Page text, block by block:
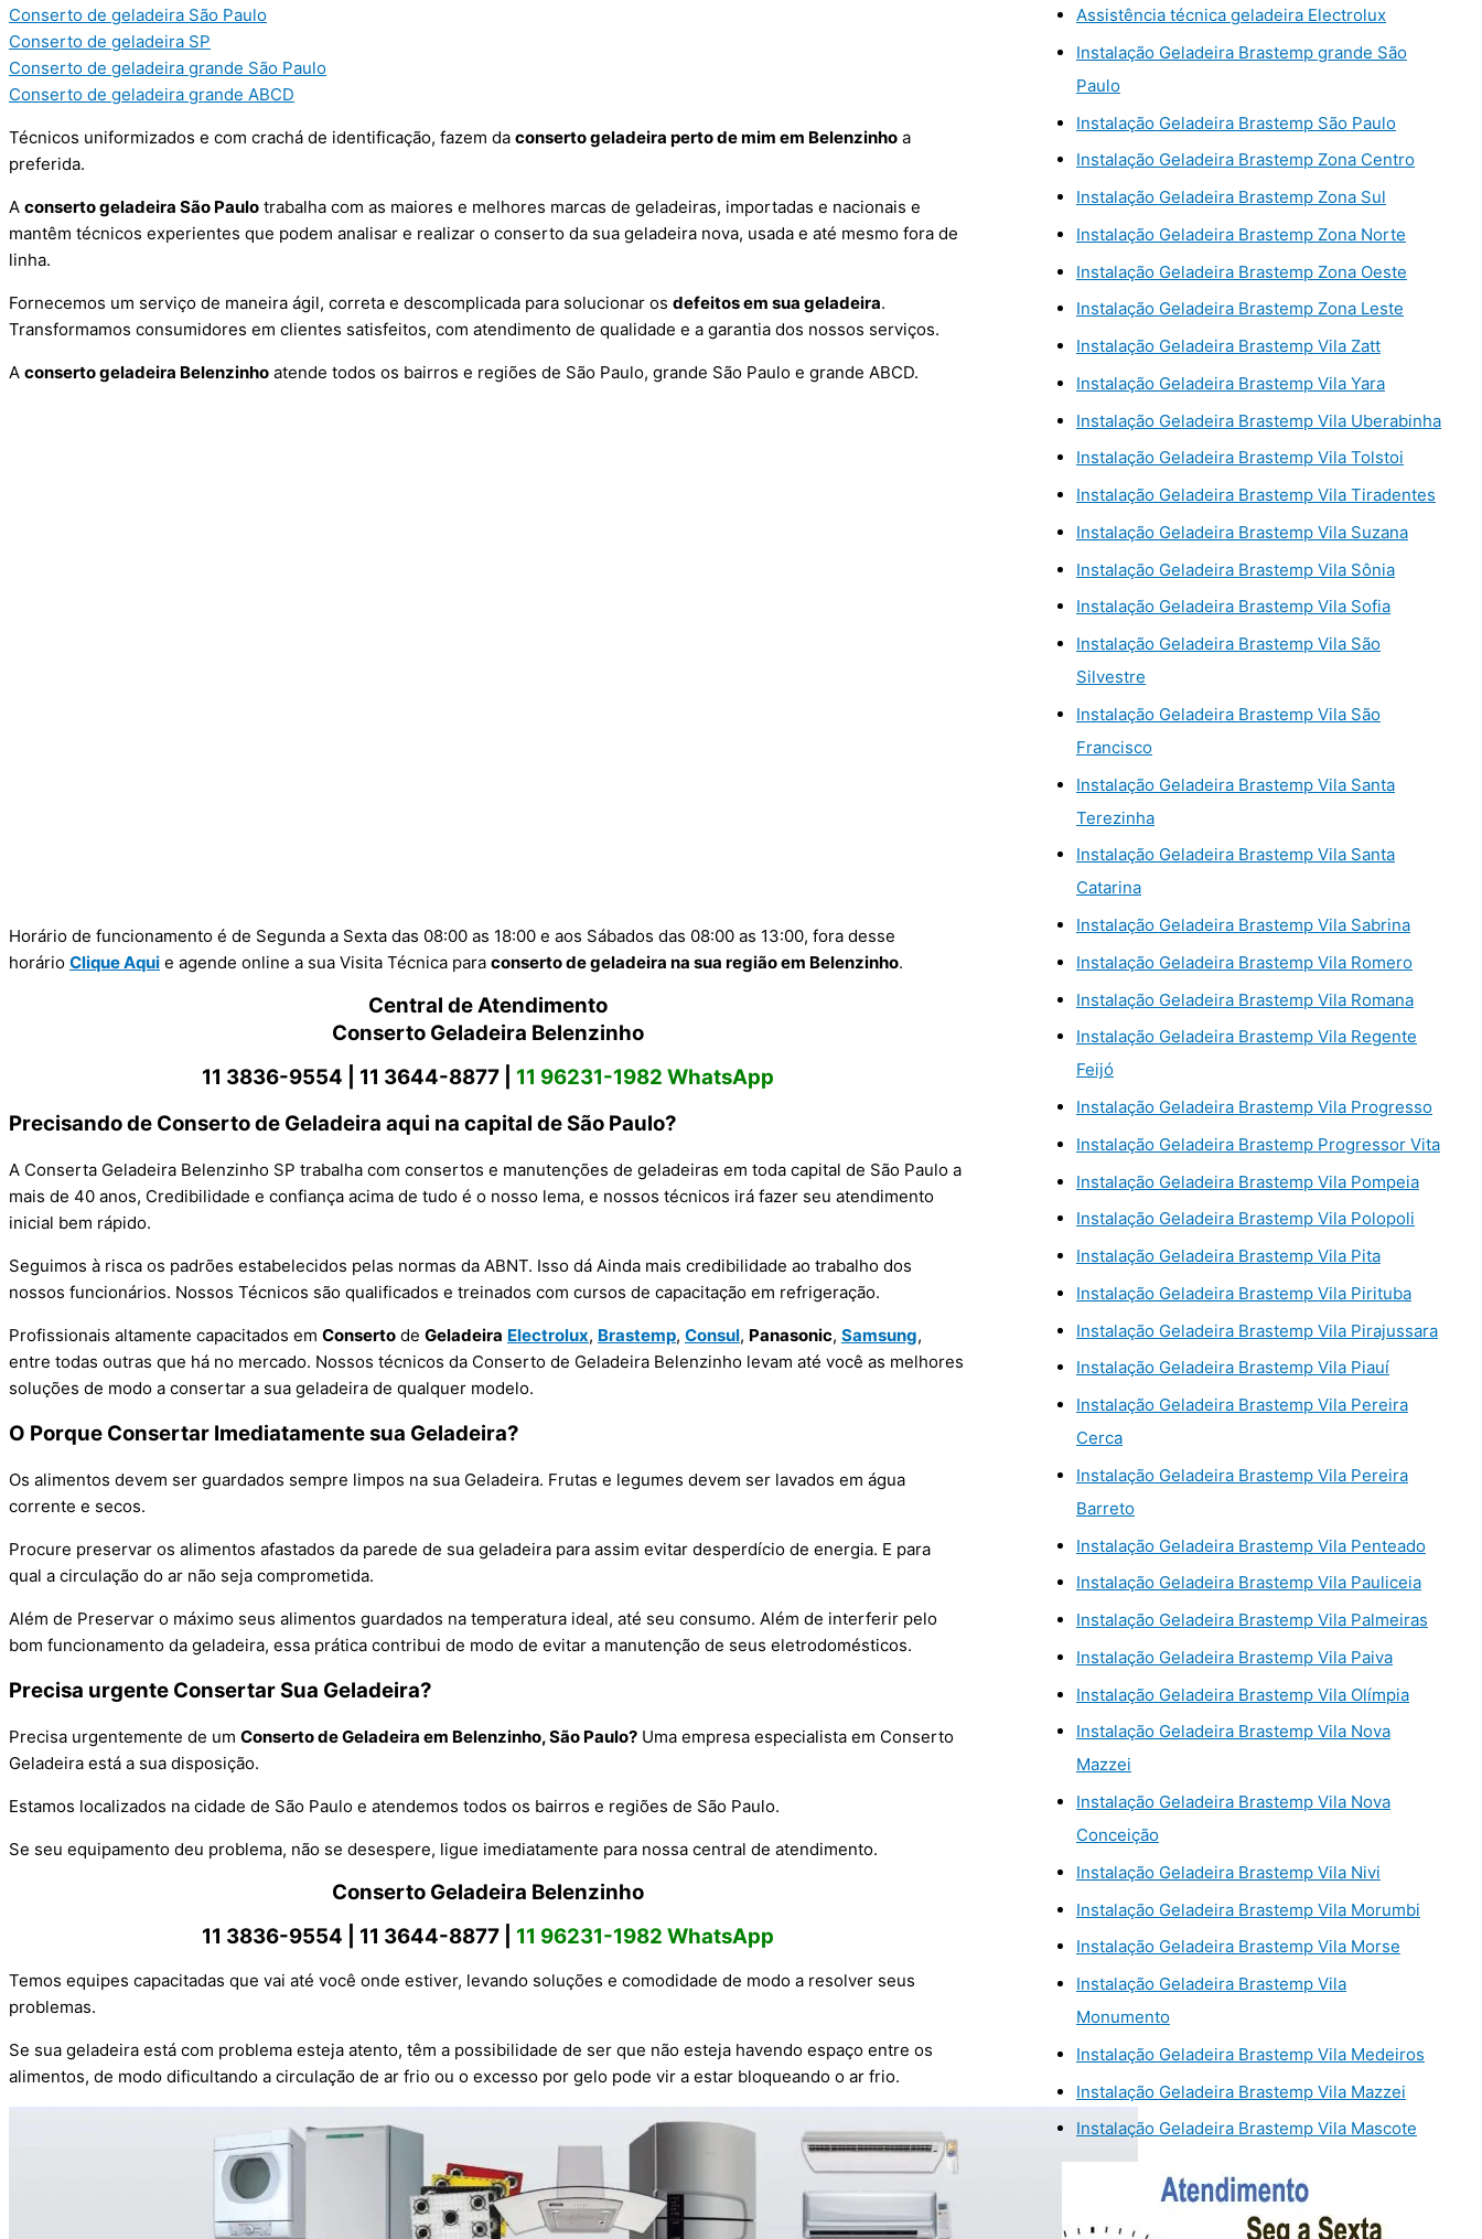
Conserto de geladeira São Paulo
Conserto de geladeira SP
Conserto de geladeira grande São Paulo
Conserto de geladeira grande ABCD
Técnicos uniformizados e com crachá de identificação, fazem da conserto geladeira perto de mim em Belenzinho a
preferida.
A conserto geladeira São Paulo trabalha com as maiores e melhores marcas de geladeiras, importadas e nacionais e
mantêm técnicos experientes que podem analisar e realizar o conserto da sua geladeira nova, usada e até mesmo fora de
linha.
Fornecemos um serviço de maneira ágil, correta e descomplicada para solucionar os defeitos em sua geladeira.
Transformamos consumidores em clientes satisfeitos, com atendimento de qualidade e a garantia dos nossos serviços.
A conserto geladeira Belenzinho atende todos os bairros e regiões de São Paulo, grande São Paulo e grande ABCD.
Horário de funcionamento é de Segunda a Sexta das 08:00 as 18:00 e aos Sábados das 08:00 as 13:00, fora desse
horário Clique Aqui e agende online a sua Visita Técnica para conserto de geladeira na sua região em Belenzinho.
Central de Atendimento
Conserto Geladeira Belenzinho
11 3836-9554 | 11 3644-8877 | 11 96231-1982 WhatsApp
Precisando de Conserto de Geladeira aqui na capital de São Paulo?
A Conserta Geladeira Belenzinho SP trabalha com consertos e manutenções de geladeiras em toda capital de São Paulo a
mais de 40 anos, Credibilidade e confiança acima de tudo é o nosso lema, e nossos técnicos irá fazer seu atendimento
inicial bem rápido.
Seguimos à risca os padrões estabelecidos pelas normas da ABNT. Isso dá Ainda mais credibilidade ao trabalho dos
nossos funcionários. Nossos Técnicos são qualificados e treinados com cursos de capacitação em refrigeração.
Profissionais altamente capacitados em Conserto de Geladeira Electrolux, Brastemp, Consul, Panasonic, Samsung,
entre todas outras que há no mercado. Nossos técnicos da Conserto de Geladeira Belenzinho levam até você as melhores
soluções de modo a consertar a sua geladeira de qualquer modelo.
O Porque Consertar Imediatamente sua Geladeira?
Os alimentos devem ser guardados sempre limpos na sua Geladeira. Frutas e legumes devem ser lavados em água
corrente e secos.
Procure preservar os alimentos afastados da parede de sua geladeira para assim evitar desperdício de energia. E para
qual a circulação do ar não seja comprometida.
Além de Preservar o máximo seus alimentos guardados na temperatura ideal, até seu consumo. Além de interferir pelo
bom funcionamento da geladeira, essa prática contribui de modo de evitar a manutenção de seus eletrodomésticos.
Precisa urgente Consertar Sua Geladeira?
Precisa urgentemente de um Conserto de Geladeira em Belenzinho, São Paulo? Uma empresa especialista em Conserto
Geladeira está a sua disposição.
Estamos localizados na cidade de São Paulo e atendemos todos os bairros e regiões de São Paulo.
Se seu equipamento deu problema, não se desespere, ligue imediatamente para nossa central de atendimento.
Conserto Geladeira Belenzinho
11 3836-9554 | 11 3644-8877 | 11 96231-1982 WhatsApp
Temos equipes capacitadas que vai até você onde estiver, levando soluções e comodidade de modo a resolver seus
problemas.
Se sua geladeira está com problema esteja atento, têm a possibilidade de ser que não esteja havendo espaço entre os
alimentos, de modo dificultando a circulação de ar frio ou o excesso por gelo pode vir a estar bloqueando o ar frio.
Assistência técnica geladeira Electrolux
Instalação Geladeira Brastemp grande São
Paulo
Instalação Geladeira Brastemp São Paulo
Instalação Geladeira Brastemp Zona Centro
Instalação Geladeira Brastemp Zona Sul
Instalação Geladeira Brastemp Zona Norte
Instalação Geladeira Brastemp Zona Oeste
Instalação Geladeira Brastemp Zona Leste
Instalação Geladeira Brastemp Vila Zatt
Instalação Geladeira Brastemp Vila Yara
Instalação Geladeira Brastemp Vila Uberabinha
Instalação Geladeira Brastemp Vila Tolstoi
Instalação Geladeira Brastemp Vila Tiradentes
Instalação Geladeira Brastemp Vila Suzana
Instalação Geladeira Brastemp Vila Sônia
Instalação Geladeira Brastemp Vila Sofia
Instalação Geladeira Brastemp Vila São
Silvestre
Instalação Geladeira Brastemp Vila São
Francisco
Instalação Geladeira Brastemp Vila Santa
Terezinha
Instalação Geladeira Brastemp Vila Santa
Catarina
Instalação Geladeira Brastemp Vila Sabrina
Instalação Geladeira Brastemp Vila Romero
Instalação Geladeira Brastemp Vila Romana
Instalação Geladeira Brastemp Vila Regente
Feijó
Instalação Geladeira Brastemp Vila Progresso
Instalação Geladeira Brastemp Progressor Vita
Instalação Geladeira Brastemp Vila Pompeia
Instalação Geladeira Brastemp Vila Polopoli
Instalação Geladeira Brastemp Vila Pita
Instalação Geladeira Brastemp Vila Pirituba
Instalação Geladeira Brastemp Vila Pirajussara
Instalação Geladeira Brastemp Vila Piauí
Instalação Geladeira Brastemp Vila Pereira
Cerca
Instalação Geladeira Brastemp Vila Pereira
Barreto
Instalação Geladeira Brastemp Vila Penteado
Instalação Geladeira Brastemp Vila Pauliceia
Instalação Geladeira Brastemp Vila Palmeiras
Instalação Geladeira Brastemp Vila Paiva
Instalação Geladeira Brastemp Vila Olímpia
Instalação Geladeira Brastemp Vila Nova
Mazzei
Instalação Geladeira Brastemp Vila Nova
Conceição
Instalação Geladeira Brastemp Vila Nivi
Instalação Geladeira Brastemp Vila Morumbi
Instalação Geladeira Brastemp Vila Morse
Instalação Geladeira Brastemp Vila
Monumento
Instalação Geladeira Brastemp Vila Medeiros
Instalação Geladeira Brastemp Vila Mazzei
Instalação Geladeira Brastemp Vila Mascote